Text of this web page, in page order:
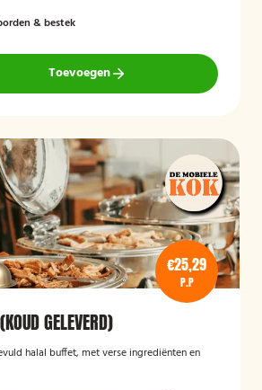
& bestek
Toevoegen
€25,29
P.P
GELEVERD)
halal buffet, met verse ingrediënten en